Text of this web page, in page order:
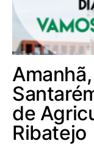
de
Ribatejo